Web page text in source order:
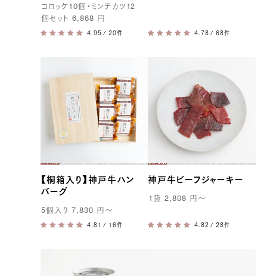
コロッケ10個・ミンチカツ 12
個セット 6,868 円
/ 20件 / 68件
【桐箱入り】神戸牛ハン
バーグ
5個入り 7,830 円 〜
/ 16件
神戸牛ビーフジャーキー
1 袋2,808 円 〜
/ 28件